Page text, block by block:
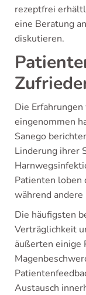
rezeptfrei
eine Beratung
diskutieren.
Die
eingenommen
Sanego
Linderung ihrer
Patienten loben
während
Die häufigsten
Verträglichkeit
äußerten einige
Austausch